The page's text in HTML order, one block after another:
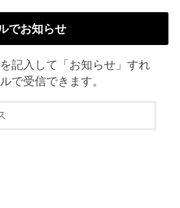
でお知らせ
記入して「お知らせ」すれ
で受信できます。